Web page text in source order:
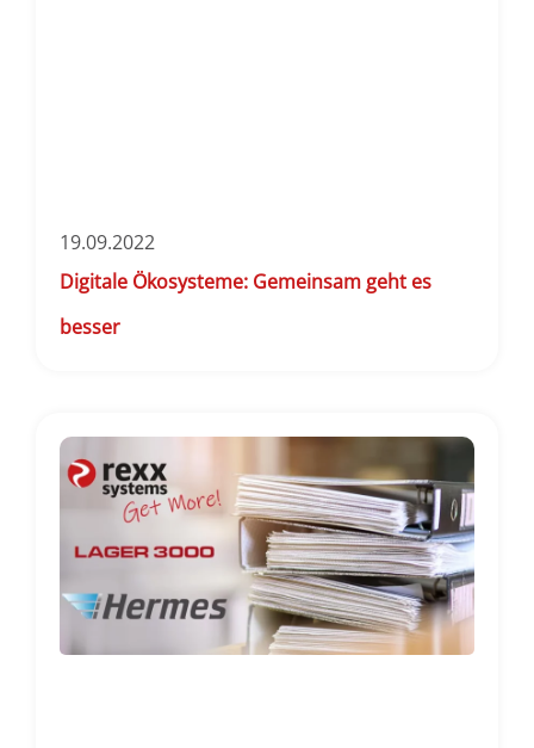
19.09.2022
Digitale Ökosysteme: Gemeinsam geht es
besser